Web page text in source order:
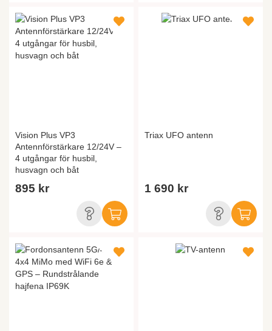
Vision Plus VP3
Antennförstärkare 12/24V –
4 utgångar för husbil,
husvagn och båt
895 kr
Triax UFO antenn
1 690 kr